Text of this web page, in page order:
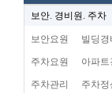
보안. 경비원. 주차
보안요원 빌딩경
주차요원 아파트
주차관리 주차정